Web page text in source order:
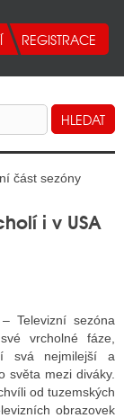
část sezóny
i v USA
– Televizní sezóna
vrcholné fáze,
svá nejmilejší a
světa mezi diváky.
od tuzemských
obrazovek